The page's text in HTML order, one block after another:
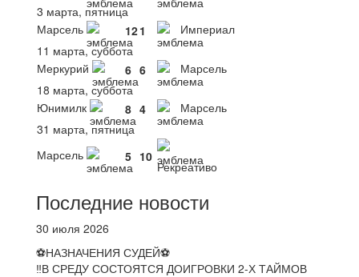
3 марта, пятница
Марсель
121
Империал
11 марта, суббота
Меркурий
6 6
Марсель
18 марта, суббота
Юнимилк
8 4
Марсель
31 марта, пятница
Марсель
5 10
Рекреативо
Последние новости
30 июля 2026
⚽НАЗНАЧЕНИЯ СУДЕЙ⚽
‼В СРЕДУ СОСТОЯТСЯ ДОИГРОВКИ 2-Х ТАЙМОВ